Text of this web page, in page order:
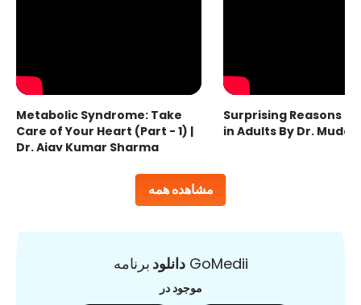
مشاهده همه
Metabolic Syndrome: Take
Care of Your Heart (Part - 1) |
Dr. Ajay Kumar Sharma
Surprising Reasons
in Adults By Dr.
دانلودبرنامه GoMedii
موجود در